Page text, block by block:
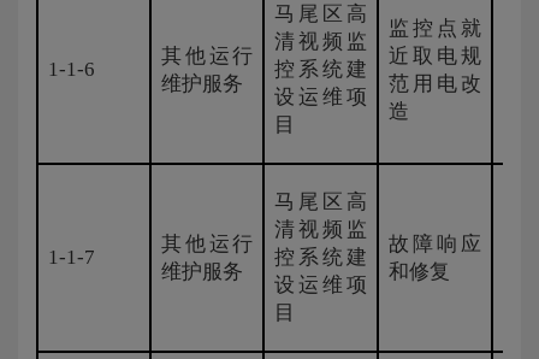
1-1-6
其他运行
维护服务
马尾区高
清视频监
控系统建
设运维项
目
监控点就
近取电规
范用电改
造
1-1-7
其他运行
维护服务
马尾区高
清视频监
控系统建
设运维项
目
故障响应
和修复